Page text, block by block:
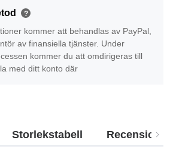
?
kommer att behandlas av PayPal,
av finansiella tjänster. Under
kommer du att omdirigeras till
med ditt konto där
Storlekstabell Recensioner